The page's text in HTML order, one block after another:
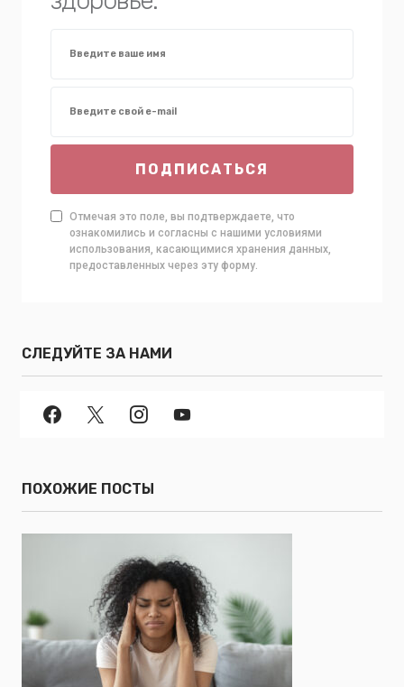
ПОДПИСАТЬСЯ
Отмечая это поле, вы подтверждаете, что
ознакомились и согласны с нашими условиями
использования, касающимися хранения данных,
предоставленных через эту форму.
СЛЕДУЙТЕ ЗА НАМИ
ПОХОЖИЕ ПОСТЫ